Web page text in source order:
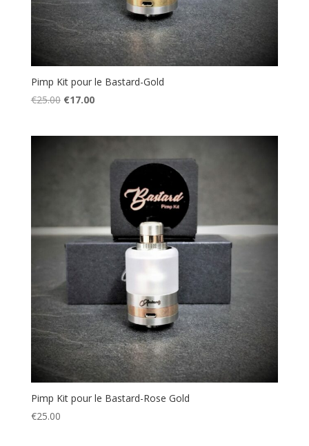
Pimp Kit pour le Bastard-Gold
€25.00 Le
€17.00Le
€17.00.
Pimp Kit pour le Bastard-Rose Gold
€25.00